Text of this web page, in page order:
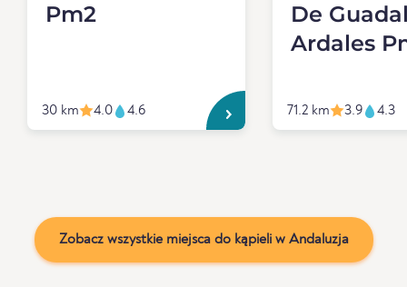
Pm2
30 km 4.0 4.6
De
Ardales
71.2 km 3.9 4.3
Zobacz wszystkie miejsca do kąpieli w Andaluzja